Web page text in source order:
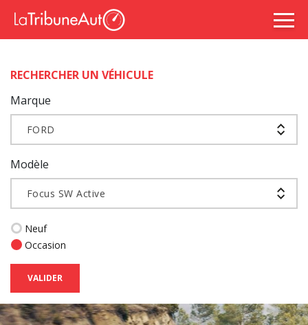
RECHERCHER UN VÉHICULE
Marque
FORD
Modèle
Focus SW Active
Neuf
Occasion
VALIDER